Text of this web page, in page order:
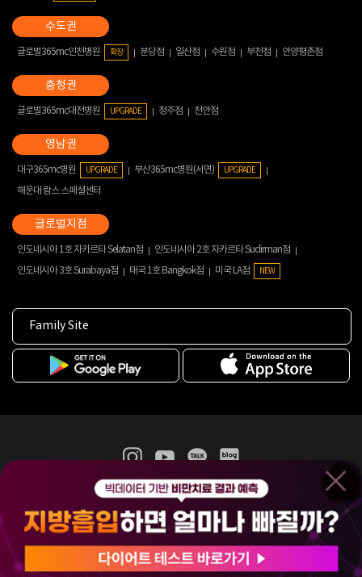
글로벌365mc인천병원 확장 분당점 일산점 수원점 부천점 안양평촌점
글로벌365mc대전병원 UPGRADE 청주점 천안점
대구365mc병원 UPGRADE 부산365mc병원(서면) UPGRADE
해운대 람스 스페셜센터
인도네시아 1호 자카르타 Selatan점
인도네시아 2호 자카르타 Sudirman점
인도네시아 3호 Surabaya점
태국 1호 Bangkok점 미국 LA점 NEW
Family Site
365mc 병·의원 이용약관
홈페이지 이용약관
비급여진료수가
(주)365mcㅣ서울특별시 서초구 서초대로52길 7, 3~4층(서초동, 제일빌딩)
120-87-04354ㅣ김남철
COPYRIGHT(C) 2025 365mc. ALL RIGHTS RESERVED.